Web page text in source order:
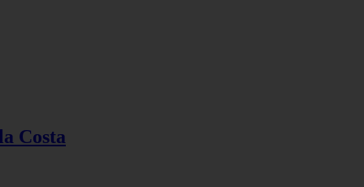
Costa